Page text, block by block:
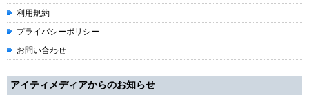
利用規約
プライバシーポリシー
お問い合わせ
アイティメディアからのお知らせ